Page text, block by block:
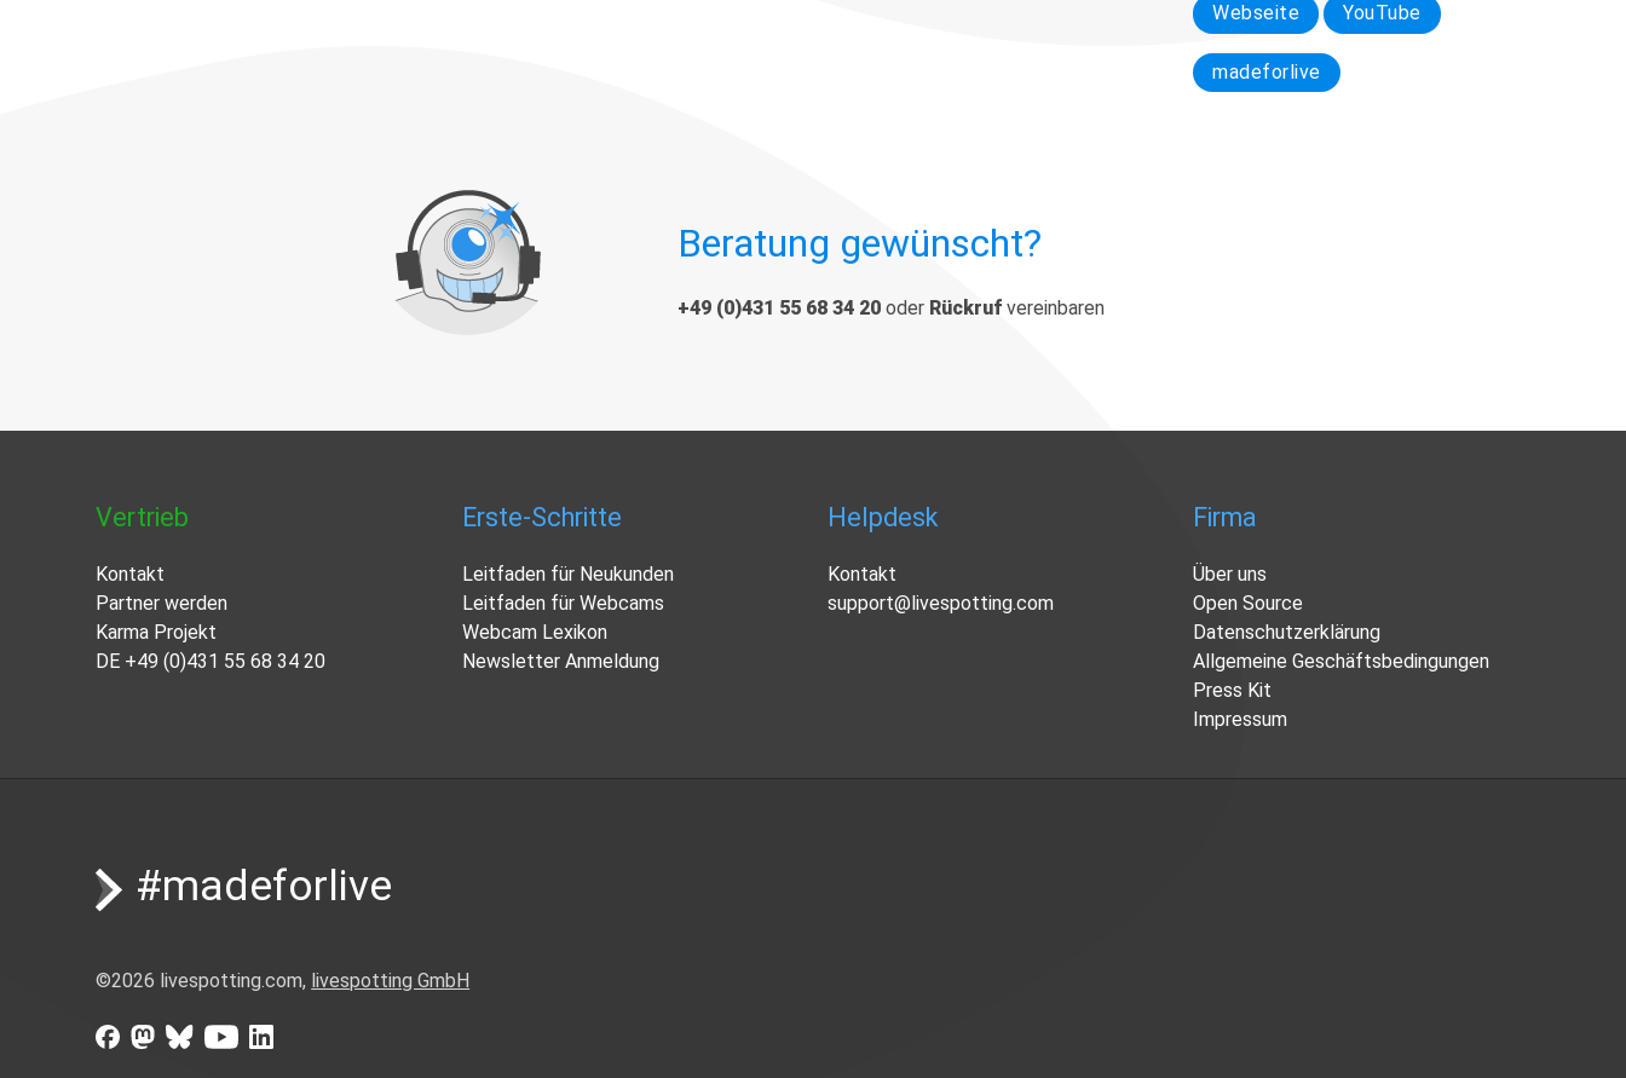
Webseite YouTube
madeforlive
Beratung gewünscht?
+49 (0)431 55 68 34 20oder Rückrufvereinbaren
Vertrieb
Kontakt
Partner werden
Karma Projekt
DE +49 (0)431 55 68 34 20
Erste-Schritte
Leitfaden für Neukunden
Leitfaden für Webcams
Webcam Lexikon
Newsletter Anmeldung
Helpdesk
Kontakt
support@livespotting.com
Firma
Über uns
Open Source
Datenschutzerklärung
Allgemeine Geschäftsbedingungen
Press Kit
Impressum
#madeforlive
©2026 livespotting.com, livespotting GmbH